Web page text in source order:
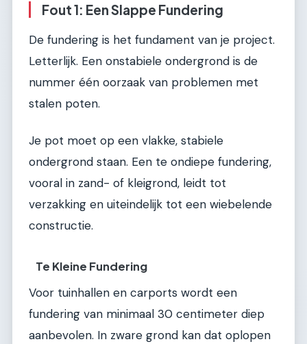
Fout 1: Een Slappe Fundering
De fundering is het fundament van je project.
Letterlijk. Een onstabiele ondergrond is de
nummer één oorzaak van problemen met
stalen poten.
Je pot moet op een vlakke, stabiele
ondergrond staan. Een te ondiepe fundering,
vooral in zand- of kleigrond, leidt tot
verzakking en uiteindelijk tot een wiebelende
constructie.
Te Kleine Fundering
Voor tuinhallen en carports wordt een
fundering van minimaal 30 centimeter diep
aanbevolen. In zware grond kan dat oplopen